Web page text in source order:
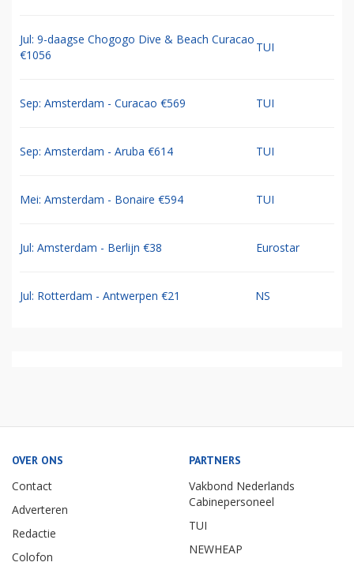
Jul: 9-daagse Chogogo Dive & Beach Curacao
€1056
TUI
Sep: Amsterdam - Curacao €569 TUI
Sep: Amsterdam - Aruba €614 TUI
Mei: Amsterdam - Bonaire €594 TUI
Jul: Amsterdam - Berlijn €38 Eurostar
Jul: Rotterdam - Antwerpen €21 NS
OVER ONS
Contact
Adverteren
Redactie
Colofon
PARTNERS
Vakbond Nederlands
Cabinepersoneel
TUI
NEWHEAP